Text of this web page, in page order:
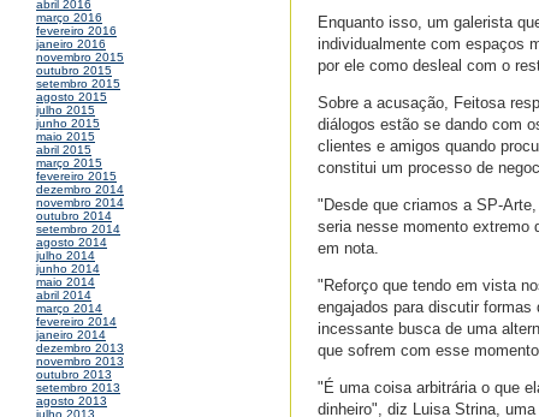
abril 2016
março 2016
fevereiro 2016
janeiro 2016
novembro 2015
outubro 2015
setembro 2015
agosto 2015
julho 2015
junho 2015
maio 2015
abril 2015
março 2015
fevereiro 2015
dezembro 2014
novembro 2014
outubro 2014
setembro 2014
agosto 2014
julho 2014
junho 2014
maio 2014
abril 2014
março 2014
fevereiro 2014
janeiro 2014
dezembro 2013
novembro 2013
outubro 2013
setembro 2013
agosto 2013
Enquanto isso, um galerista
individualmente com espaços
por ele como desleal com o
Sobre a acusação, Feitosa
diálogos estão se dando com
clientes e amigos quando
constitui um processo de
"Desde que criamos a SP-
seria nesse momento extremo
em nota.
"Reforço que tendo em vista
engajados para discutir
incessante busca de uma
que sofrem com esse
"É uma coisa arbitrária o que
dinheiro", diz Luisa Strina,